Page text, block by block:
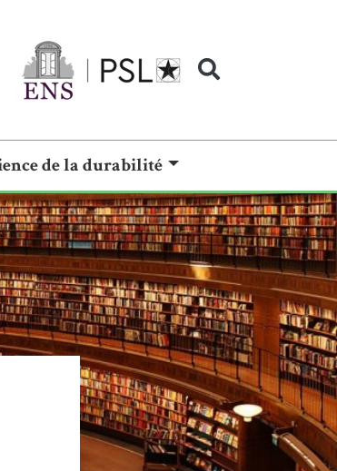
de la durabilité